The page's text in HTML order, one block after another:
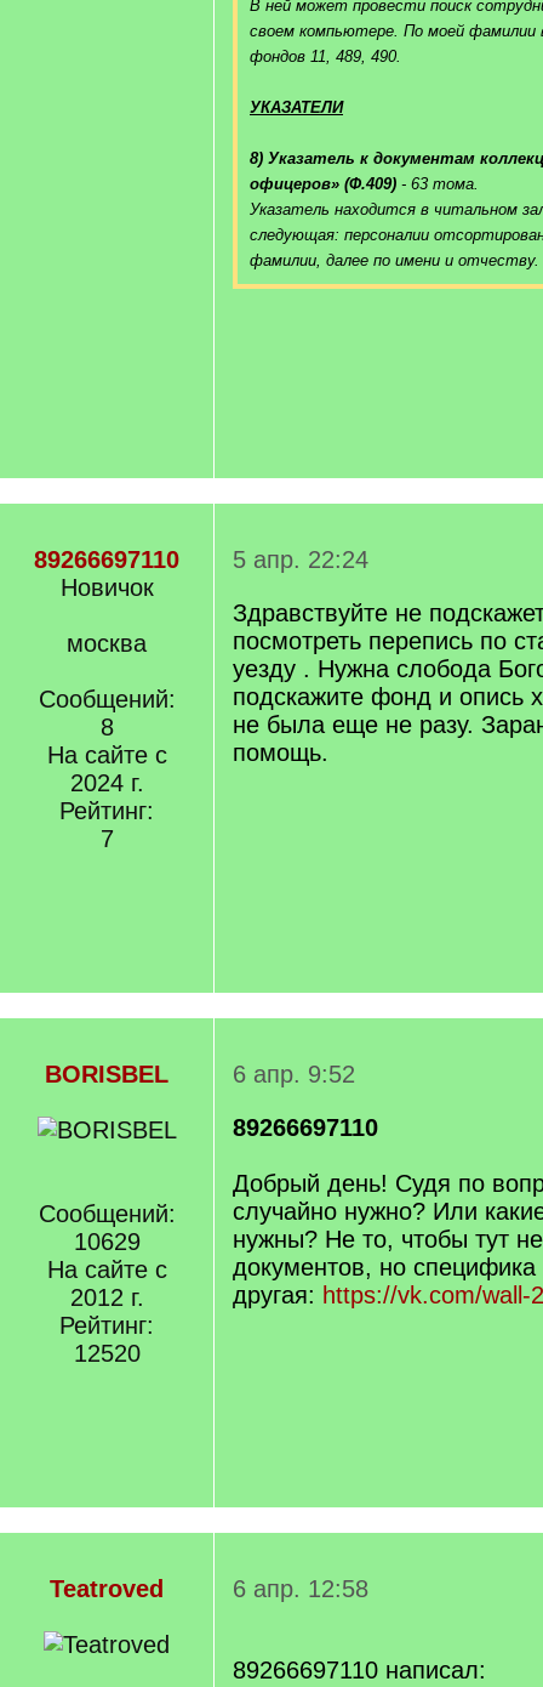
В ней может провести поиск
своем компьютере. По моей фамилии
фондов 11, 489, 490.
УКАЗАТЕЛИ
8) Указатель к документам
офицеров» (Ф.409) - 63 тома.
Указатель находится в читальном
следующая: персоналии
фамилии, далее по имени и отчеству.
89266697110
Новичок
москва
Сообщений:
8
На сайте с
2024 г.
Рейтинг:
7
5 апр. 22:24
Здравствуйте не
посмотреть перепись по
уезду . Нужна слобода
подскажите фонд и опись
не была еще не разу.
помощь.
BORISBEL
Сообщений:
10629
На сайте с
2012 г.
Рейтинг:
12520
6 апр. 9:52
89266697110
Добрый день! Судя по
случайно нужно? Или
нужны? Не то, чтобы тут
документов, но специфика
другая: https://vk.com/wall-
Teatroved 6 апр. 12:58
89266697110 написал: